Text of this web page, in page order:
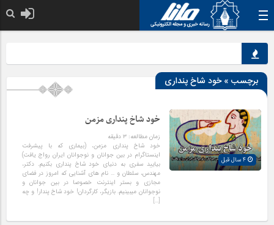
برچسب » خود شاخ پنداری
خود شاخ پنداری مزمن
زمان مطالعه:۳ دقیقه
خود شاخ پنداری مزمن، (بیماری که با پیشرفت
اینستاگرام در بین جوانان و نوجوانان ایران رواج یافت)
بیایید سفری به دنیای خود شاخ پنداری بکنیم. دکتر،
مهندس، سلطان و … نام های آشنایی که امروز در فضای
مجازی و بستر اینترنت خصوصا در بین جوانان و
نوجوانان میبینیم. بازیگر، کارگردان! خود شاخ پندار! و چه
[…]